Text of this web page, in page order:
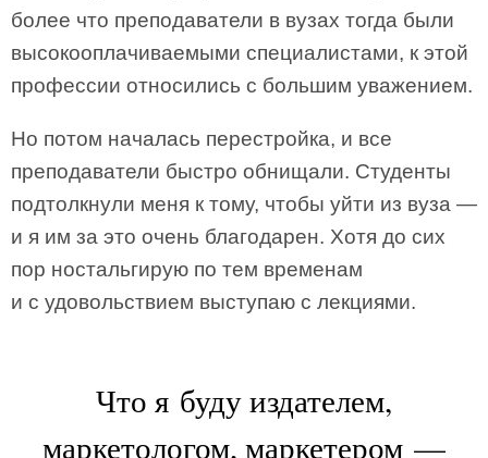
более что преподаватели в вузах тогда были
высокооплачиваемыми специалистами, к этой
профессии относились с большим уважением.
Но потом началась перестройка, и все
преподаватели быстро обнищали. Студенты
подтолкнули меня к тому, чтобы уйти из вуза —
и я им за это очень благодарен. Хотя до сих
пор ностальгирую по тем временам
и с удовольствием выступаю с лекциями.
Что я буду издателем,
маркетологом, маркетером —